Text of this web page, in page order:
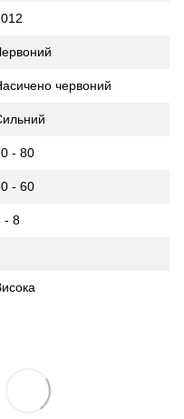
червоний
- 80
- 60
- 8